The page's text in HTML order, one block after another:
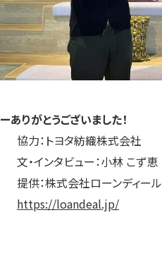
ーありがとうございました！
協力：トヨタ紡織株式会社
文・インタビュー：小林 こず恵
提供：株式会社ローンディール
https://loandeal.jp/